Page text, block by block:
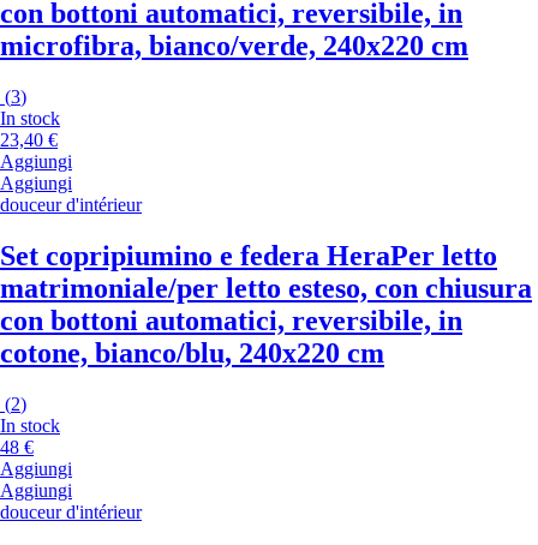
con bottoni automatici, reversibile, in
microfibra, bianco/verde, 240x220 cm
(3)
In stock
23,40 €
Aggiungi
Aggiungi
douceur d'intérieur
Set copripiumino e federa HeraPer letto
matrimoniale/per letto esteso, con chiusura
con bottoni automatici, reversibile, in
cotone, bianco/blu, 240x220 cm
(2)
In stock
48 €
Aggiungi
Aggiungi
douceur d'intérieur